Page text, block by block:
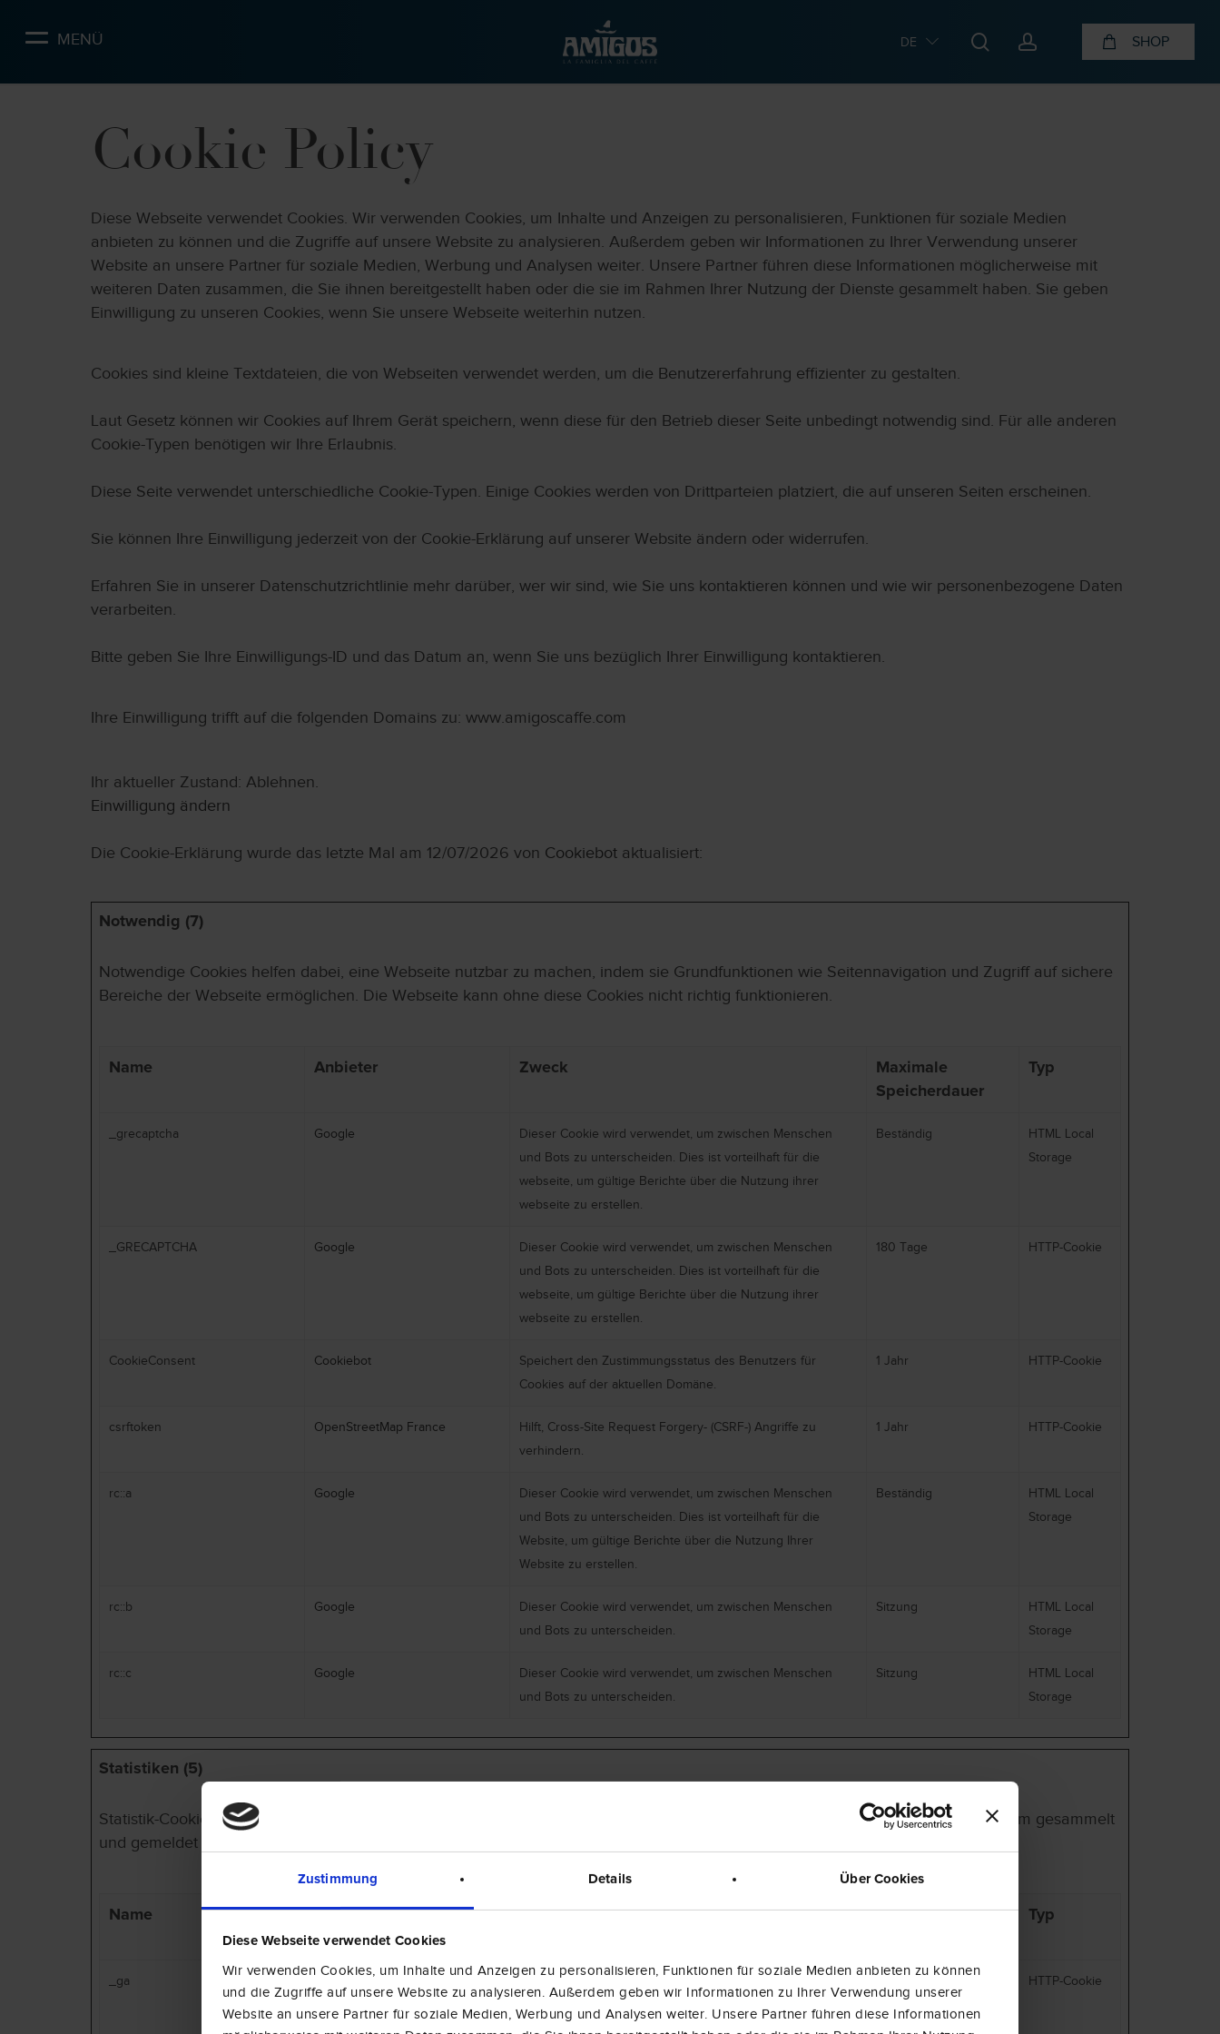
Zustimmung Details Über Cookies
Diese Webseite verwendet Cookies
Wir verwenden Cookies, um Inhalte und Anzeigen zu personalisieren, Funktionen für soziale Medien anbieten zu können
und die Zugriffe auf unsere Website zu analysieren. Außerdem geben wir Informationen zu Ihrer Verwendung unserer
Website an unsere Partner für soziale Medien, Werbung und Analysen weiter. Unsere Partner führen diese Informationen
content
MENÜ DE searchaccount SHOP
Cookie Policy
Diese Webseite verwendet Cookies. Wir verwenden Cookies, um Inhalte und Anzeigen zu personalisieren, Funktionen für soziale Medien
anbieten zu können und die Zugriffe auf unsere Website zu analysieren. Außerdem geben wir Informationen zu Ihrer Verwendung unserer
Website an unsere Partner für soziale Medien, Werbung und Analysen weiter. Unsere Partner führen diese Informationen möglicherweise mit
weiteren Daten zusammen, die Sie ihnen bereitgestellt haben oder die sie im Rahmen Ihrer Nutzung der Dienste gesammelt haben. Sie geben
Einwilligung zu unseren Cookies, wenn Sie unsere Webseite weiterhin nutzen.
Cookies sind kleine Textdateien, die von Webseiten verwendet werden, um die Benutzererfahrung effizienter zu gestalten.
Laut Gesetz können wir Cookies auf Ihrem Gerät speichern, wenn diese für den Betrieb dieser Seite unbedingt notwendig sind. Für alle anderen
Cookie-Typen benötigen wir Ihre Erlaubnis.
Diese Seite verwendet unterschiedliche Cookie-Typen. Einige Cookies werden von Drittparteien platziert, die auf unseren Seiten erscheinen.
Sie können Ihre Einwilligung jederzeit von der Cookie-Erklärung auf unserer Website ändern oder widerrufen.
Erfahren Sie in unserer Datenschutzrichtlinie mehr darüber, wer wir sind, wie Sie uns kontaktieren können und wie wir personenbezogene Daten
verarbeiten.
Bitte geben Sie Ihre Einwilligungs-ID und das Datum an, wenn Sie uns bezüglich Ihrer Einwilligung kontaktieren.
Ihre Einwilligung trifft auf die folgenden Domains zu: www.amigoscaffe.com
Ihr aktueller Zustand: Ablehnen.
Einwilligung ändern
Die Cookie-Erklärung wurde das letzte Mal am 12/07/2026 von Cookiebot aktualisiert:
Notwendig (7)
Notwendige Cookies helfen dabei, eine Webseite nutzbar zu machen, indem sie Grundfunktionen wie Seitennavigation und Zugriff auf sichere
Bereiche der Webseite ermöglichen. Die Webseite kann ohne diese Cookies nicht richtig funktionieren.
Name Anbieter Zweck
Maximale
Speicherdauer
Typ
_grecaptcha Google
Dieser Cookie wird verwendet, um zwischen Menschen
und Bots zu unterscheiden. Dies ist vorteilhaft für die
webseite, um gültige Berichte über die Nutzung ihrer
webseite zu erstellen.
Beständig
HTML Local
Storage
_GRECAPTCHA Google
Dieser Cookie wird verwendet, um zwischen Menschen
und Bots zu unterscheiden. Dies ist vorteilhaft für die
webseite, um gültige Berichte über die Nutzung ihrer
webseite zu erstellen.
180 Tage HTTP-Cookie
CookieConsent Cookiebot
Speichert den Zustimmungsstatus des Benutzers für
Cookies auf der aktuellen Domäne.
1 Jahr HTTP-Cookie
csrftoken OpenStreetMap France
Hilft, Cross-Site Request Forgery- (CSRF-) Angriffe zu
verhindern.
1 Jahr HTTP-Cookie
rc::a Google
Dieser Cookie wird verwendet, um zwischen Menschen
und Bots zu unterscheiden. Dies ist vorteilhaft für die
Website, um gültige Berichte über die Nutzung Ihrer
Website zu erstellen.
Beständig
HTML Local
Storage
rc::b Google
Dieser Cookie wird verwendet, um zwischen Menschen
und Bots zu unterscheiden.
Sitzung
HTML Local
Storage
rc::c Google
Dieser Cookie wird verwendet, um zwischen Menschen
und Bots zu unterscheiden.
Sitzung
HTML Local
Storage
Statistiken (5)
Statistik-Cookies helfen Webseiten-Besitzern zu verstehen, wie Besucher mit Webseiten interagieren, indem Informationen anonym gesammelt
und gemeldet werden.
Name Anbieter Zweck
Maximale
Typ
_ga
Registriert eine eindeutige ID, die verwendet wird, um
nutzt, zu generieren.
HTTP-Cookie